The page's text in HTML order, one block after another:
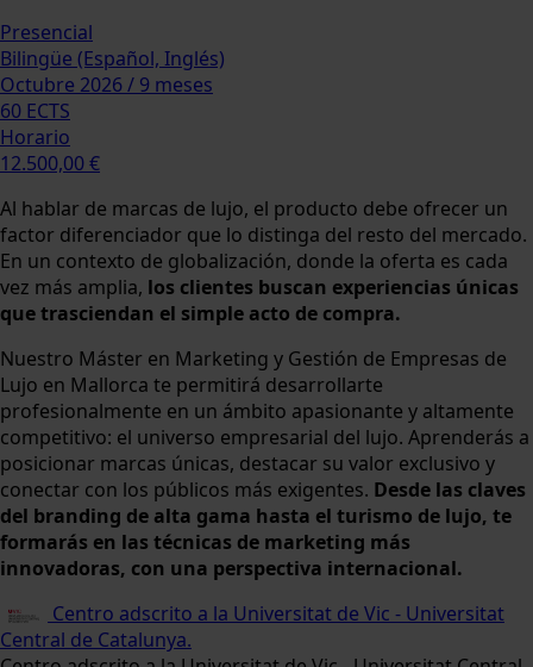
Presencial
Bilingüe (Español, Inglés)
Octubre 2026 / 9 meses
60 ECTS
Horario
12.500,00 €
Al hablar de marcas de lujo, el producto debe ofrecer un
factor diferenciador que lo distinga del resto del mercado.
En un contexto de globalización, donde la oferta es cada
vez más amplia, los clientes buscan experiencias únicas
que trasciendan el simple acto de compra.
Nuestro Máster en Marketing y Gestión de Empresas de
Lujo en Mallorca te permitirá desarrollarte
profesionalmente en un ámbito apasionante y altamente
competitivo: el universo empresarial del lujo. Aprenderás a
posicionar marcas únicas, destacar su valor exclusivo y
conectar con los públicos más exigentes. Desde las claves
del branding de alta gama hasta el turismo de lujo, te
formarás en las técnicas de marketing más
innovadoras, con una perspectiva internacional.
Centro adscrito a la Universitat de Vic - Universitat
Central de Catalunya.